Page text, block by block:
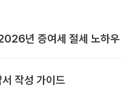
년 증여세 절세 노하우
작성 가이드